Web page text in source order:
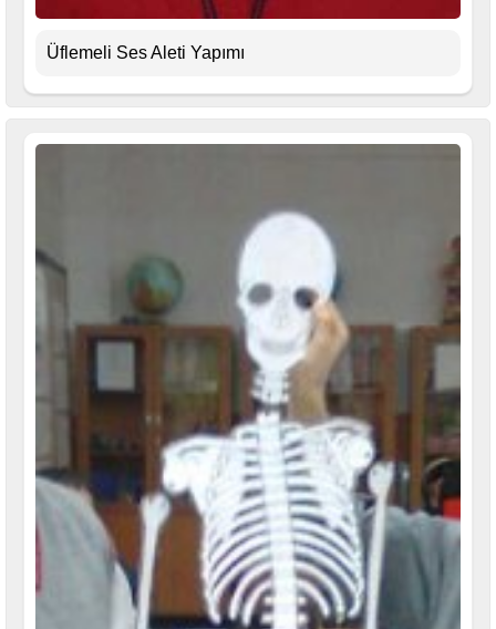
Üflemeli Ses Aleti Yapımı